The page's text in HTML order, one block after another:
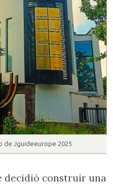
de Jguideeurope 2025
decidió construir una